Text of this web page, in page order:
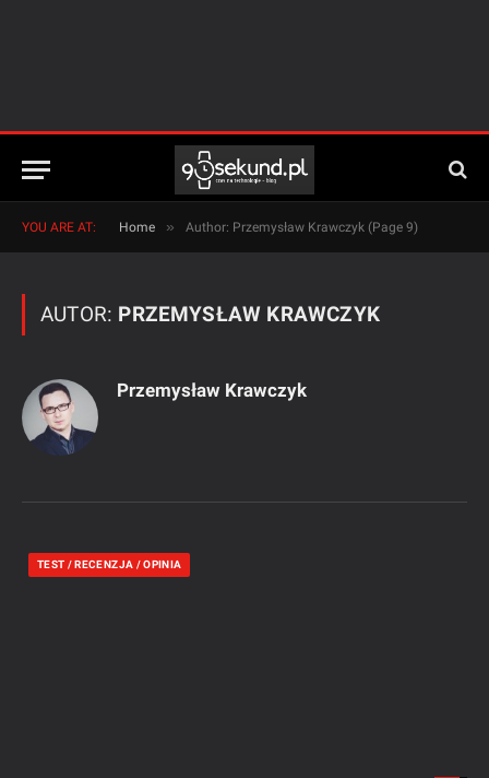
YOU ARE AT: Home » Author: Przemysław Krawczyk (Page 9)
AUTOR: PRZEMYSŁAW KRAWCZYK
Przemysław Krawczyk
TEST / RECENZJA / OPINIA